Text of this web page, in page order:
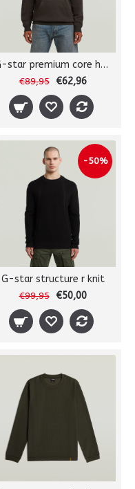
G-star premium core hdd sw l/s
€89,95 €62,96
-50%
G-star structure r knit
€99,95 €50,00